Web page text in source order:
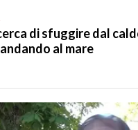
di sfuggire dal
al mare